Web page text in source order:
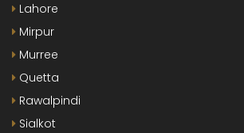
Lahore
Mirpur
Murree
Quetta
Rawalpindi
Sialkot